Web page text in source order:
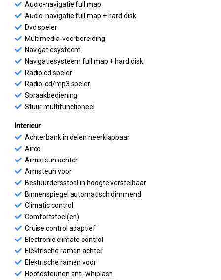
Audio-navigatie full map
Audio-navigatie full map + hard disk
Dvd speler
Multimedia-voorbereiding
Navigatiesysteem
Navigatiesysteem full map + hard disk
Radio cd speler
Radio-cd/mp3 speler
Spraakbediening
Stuur multifunctioneel
Interieur
Achterbank in delen neerklapbaar
Airco
Armsteun achter
Armsteun voor
Bestuurdersstoel in hoogte verstelbaar
Binnenspiegel automatisch dimmend
Climatic control
Comfortstoel(en)
Cruise control adaptief
Electronic climate control
Elektrische ramen achter
Elektrische ramen voor
Hoofdsteunen anti-whiplash